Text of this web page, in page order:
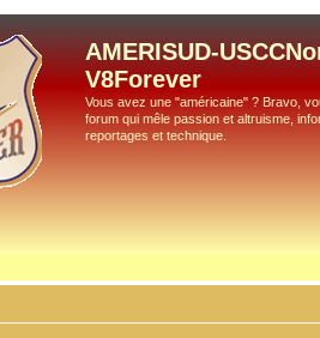
AMERISUD-
V8Forever
Vous avez une "américaine" ? Bravo,
forum qui mêle passion et altruisme,
reportages et technique.